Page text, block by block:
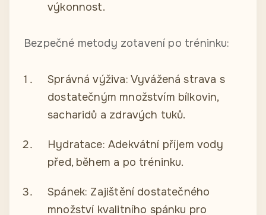
výkonnost.
Bezpečné metody zotavení po tréninku:
Správná výživa: Vyvážená strava s
dostatečným množstvím bílkovin,
sacharidů a zdravých tuků.
Hydratace: Adekvátní příjem vody
před, během a po tréninku.
Spánek: Zajištění dostatečného
množství kvalitního spánku pro